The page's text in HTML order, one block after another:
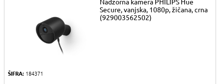
ŠIFRA: 184371
Secure, vanjska, 1080p, žičana, crna
(929003562502)